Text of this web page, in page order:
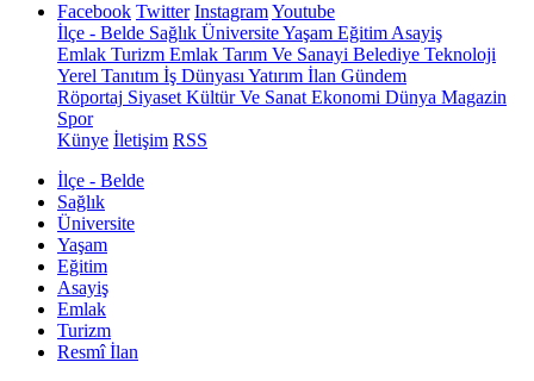
Facebook Twitter InstagramYoutube
İlçe - Belde Sağlık ÜniversiteYaşam Eğitim Asayiş
Emlak Turizm Emlak Tarım Ve Sanayi Belediye Teknoloji
Yerel Tanıtım İş Dünyası Yatırım İlan Gündem
Röportaj Siyaset Kültür Ve Sanat Ekonomi Dünya Magazin
Spor
Künye İletişim RSS
İlçe - Belde
Sağlık
Üniversite
Yaşam
Eğitim
Asayiş
Emlak
Turizm
Resmî İlan